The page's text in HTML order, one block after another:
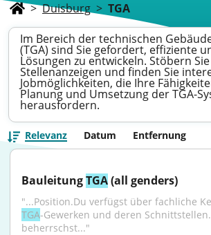
> Duisburg > TGA
Im Bereich der technischen
(TGA) sind Sie gefordert, effiziente
Lösungen zu entwickeln. Stöbern
Stellenanzeigen und finden Sie
Jobmöglichkeiten, die Ihre
Planung und Umsetzung der TGA-
herausfordern.
Relevanz Datum Entfernung
Bauleitung TGA (all genders)
TGA-Gewerken und deren
beherrschst..."